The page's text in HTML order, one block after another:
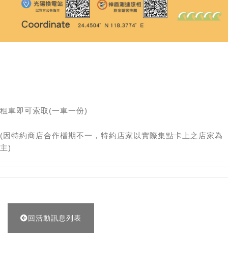
租車即可索取(一車一份)
(因特約商店合作檔期不一，特約店家以實際集點卡上之店家為
主)
回活動訊息列表